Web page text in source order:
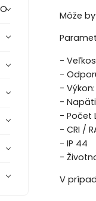
Môže
-
-
-
-
- Počet
- CRI /
- IP 44
-
V